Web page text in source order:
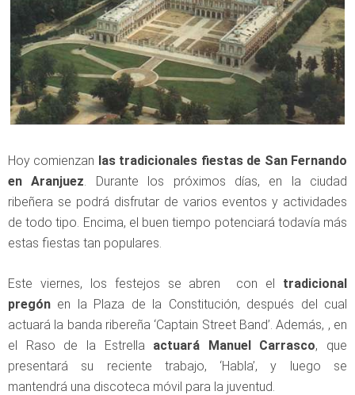
Hoy comienzan las tradicionales fiestas de San Fernando
en Aranjuez . Durante los próximos días, en la ciudad
ribeñera se podrá disfrutar de varios eventos y actividades
de todo tipo. Encima, el buen tiempo potenciará todavía más
estas fiestas tan populares.
Este viernes, los festejos se abren con el tradicional
pregón en la Plaza de la Constitución, después del cual
actuará la banda ribereña ‘Captain Street Band’. Además, , en
el Raso de la Estrella actuará Manuel Carrasco, que
presentará su reciente trabajo, ‘Habla’, y luego se
mantendrá una discoteca móvil para la juventud.